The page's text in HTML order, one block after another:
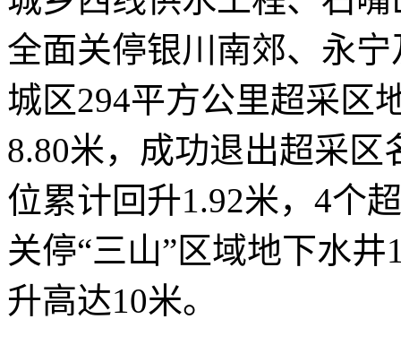
全面关停银川南郊、永
城区294平方公里超采区
8.80米，成功退出超采
位累计回升1.92米，4个
关停“三山”区域地下水
升高达10米。